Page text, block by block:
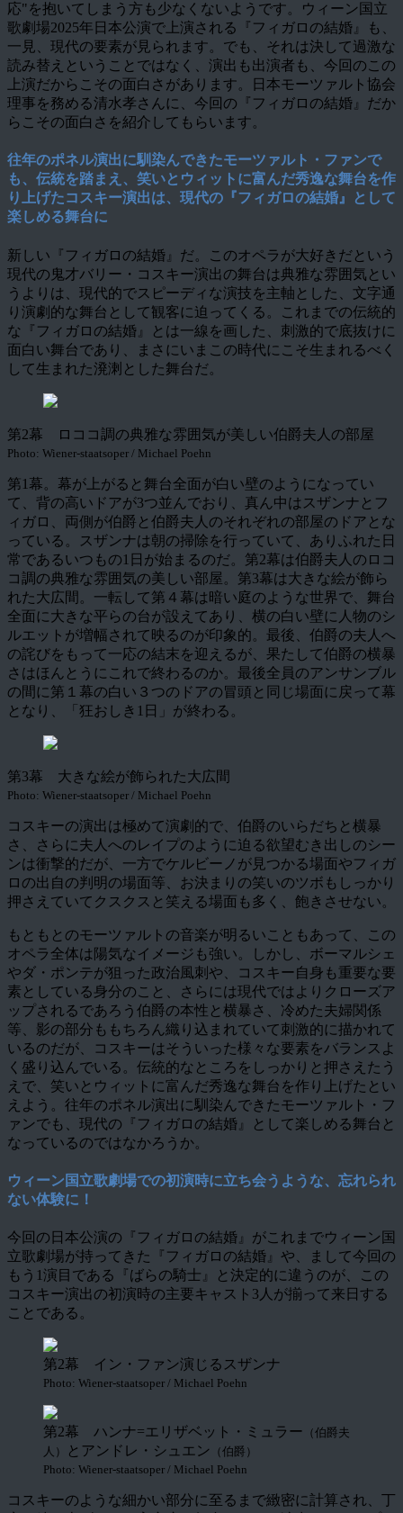
応"を抱いてしまう方も少なくないようです。ウィーン国立
歌劇場2025年日本公演で上演される『フィガロの結婚』も、
一見、現代の要素が見られます。でも、それは決して過激な
読み替えということではなく、演出も出演者も、今回のこの
上演だからこその面白さがあります。日本モーツァルト協会
理事を務める清水孝さんに、今回の『フィガロの結婚』だか
らこその面白さを紹介してもらいます。
往年のポネル演出に馴染んできたモーツァルト・ファンで
も、伝統を踏まえ、笑いとウィットに富んだ秀逸な舞台を作
り上げたコスキー演出は、現代の『フィガロの結婚』として
楽しめる舞台に
新しい『フィガロの結婚』だ。このオペラが大好きだという
現代の鬼才バリー・コスキー演出の舞台は典雅な雰囲気とい
うよりは、現代的でスピーディな演技を主軸とした、文字通
り演劇的な舞台として観客に迫ってくる。これまでの伝統的
な『フィガロの結婚』とは一線を画した、刺激的で底抜けに
面白い舞台であり、まさにいまこの時代にこそ生まれるべく
して生まれた溌溂とした舞台だ。
第2幕 ロココ調の典雅な雰囲気が美しい伯爵夫人の部屋
Photo: Wiener-staatsoper / Michael Poehn
第1幕。幕が上がると舞台全面が白い壁のようになってい
て、背の高いドアが3つ並んでおり、真ん中はスザンナとフ
ィガロ、両側が伯爵と伯爵夫人のそれぞれの部屋のドアとな
っている。スザンナは朝の掃除を行っていて、ありふれた日
常であるいつもの1日が始まるのだ。第2幕は伯爵夫人のロコ
コ調の典雅な雰囲気の美しい部屋。第3幕は大きな絵が飾ら
れた大広間。一転して第４幕は暗い庭のような世界で、舞台
全面に大きな平らの台が設えてあり、横の白い壁に人物のシ
ルエットが増幅されて映るのが印象的。最後、伯爵の夫人へ
の詫びをもって一応の結末を迎えるが、果たして伯爵の横暴
さはほんとうにこれで終わるのか。最後全員のアンサンブル
の間に第１幕の白い３つのドアの冒頭と同じ場面に戻って幕
となり、「狂おしき1日」が終わる。
第3幕 大きな絵が飾られた大広間
Photo: Wiener-staatsoper / Michael Poehn
コスキーの演出は極めて演劇的で、伯爵のいらだちと横暴
さ、さらに夫人へのレイプのように迫る欲望むき出しのシー
ンは衝撃的だが、一方でケルビーノが見つかる場面やフィガ
ロの出自の判明の場面等、お決まりの笑いのツボもしっかり
押さえていてクスクスと笑える場面も多く、飽きさせない。
もともとのモーツァルトの音楽が明るいこともあって、この
オペラ全体は陽気なイメージも強い。しかし、ボーマルシェ
やダ・ポンテが狙った政治風刺や、コスキー自身も重要な要
素としている身分のこと、さらには現代ではよりクローズア
ップされるであろう伯爵の本性と横暴さ、冷めた夫婦関係
等、影の部分ももちろん織り込まれていて刺激的に描かれて
いるのだが、コスキーはそういった様々な要素をバランスよ
く盛り込んでいる。伝統的なところをしっかりと押さえたう
えで、笑いとウィットに富んだ秀逸な舞台を作り上げたとい
えよう。往年のポネル演出に馴染んできたモーツァルト・フ
ァンでも、現代の『フィガロの結婚』として楽しめる舞台と
なっているのではなかろうか。
ウィーン国立歌劇場での初演時に立ち会うような、忘れられ
ない体験に！
今回の日本公演の『フィガロの結婚』がこれまでウィーン国
立歌劇場が持ってきた『フィガロの結婚』や、まして今回の
もう1演目である『ばらの騎士』と決定的に違うのが、この
コスキー演出の初演時の主要キャスト3人が揃って来日する
ことである。
第2幕 イン・ファン演じるスザンナ
Photo: Wiener-staatsoper / Michael Poehn
第2幕 ハンナ=エリザベット・ミュラー （伯爵夫
人）
とアンドレ・シュエン （伯爵）
Photo: Wiener-staatsoper / Michael Poehn
コスキーのような細かい部分に至るまで緻密に計算され、丁